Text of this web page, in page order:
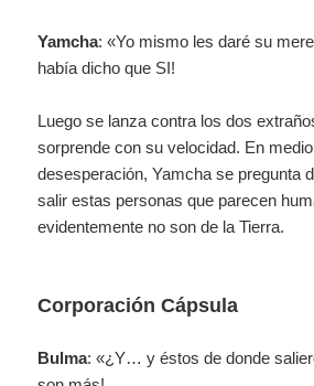
Yamcha: «Yo mismo les daré su
había dicho que SI!
Luego se lanza contra los dos
sorprende con su velocidad. En
desesperación, Yamcha se pregunta
salir estas personas que parecen
evidentemente no son de la Tierra.
Corporación Cápsula
Bulma: «¿Y… y éstos de donde